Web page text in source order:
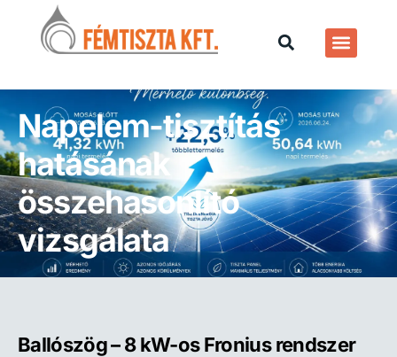
Napelem-tisztítás
hatásának
összehasonlító
vizsgálata
Ballószög – 8 kW-os Fronius rendszer